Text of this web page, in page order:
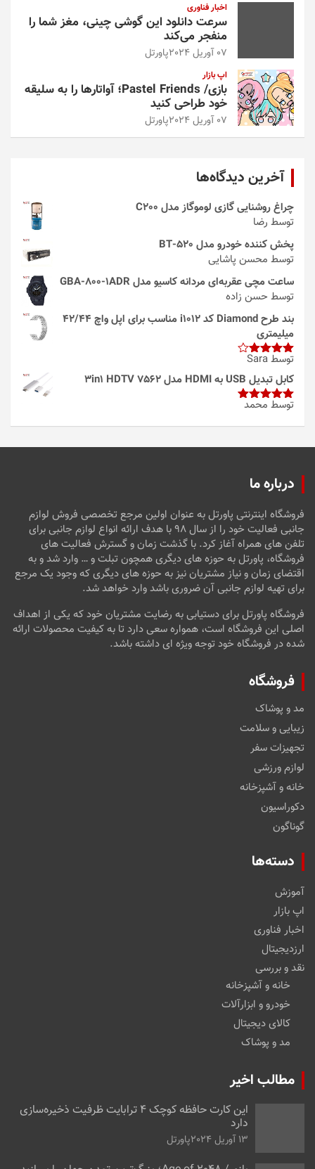
اخبار فناوری
سرعت دانلود این گوشی چینی، مغز شما را
منفجر می‌کند
07 آوریل 2024 پاورتل
اپ بازار
بازی/ Pastel Friends؛ آواتارها را به سلیقه
خود طراحی کنید
07 آوریل 2024 پاورتل
آخرین دیدگاه‌ها
چراغ روشنایی گازی لوموگاز مدل C200
توسط رضا
پخش کننده خودرو مدل 520-BT
توسط محسن پاشایی
ساعت مچی عقربه‌ای مردانه کاسیو مدل GBA-800-1ADR
توسط حسن زاده
بند طرح Diamond کد i1012 مناسب برای اپل واچ 42/44
میلیمتری
امتیاز4
از 5
توسط Sara
کابل تبدیل USB به HDMI مدل 3in1 HDTV 7562
امتیاز5از
توسط محمد
درباره ما
فروشگاه اینترنتی پاورتل به عنوان اولین مرجع تخصصی فروش لوازم
جانبی فعالیت خود را از سال ۹۸ با هدف ارائه انواع لوازم جانبی برای
تلفن های همراه آغاز کرد. با گذشت زمان و گسترش فعالیت های
فروشگاه، پاورتل به حوزه های دیگری همچون تبلت و … وارد شد و به
اقتضای زمان و نیاز مشتریان نیز به حوزه های دیگری که وجود یک مرجع
برای تهیه لوازم جانبی آن ضروری باشد وارد خواهد شد.
فروشگاه پاورتل برای دستیابی به رضایت مشتریان خود که یکی از اهداف
اصلی این فروشگاه است، همواره سعی دارد تا به کیفیت محصولات ارائه
شده در فروشگاه خود توجه ویژه ای داشته باشد.
فروشگاه
مد و پوشاک
زیبایی و سلامت
تجهیزات سفر
لوازم ورزشی
خانه و آشپزخانه
دکوراسیون
گوناگون
دسته‌ها
آموزش
اپ بازار
اخبار فناوری
ارزدیجیتال
نقد و بررسی
خانه و آشپزخانه
خودرو و ابزارآلات
کالای دیجیتال
مد و پوشاک
مطالب اخیر
این کارت حافظه کوچک ۴ ترابایت ظرفیت ذخیره‌سازی
دارد
13 آوریل 2024 پاورتل